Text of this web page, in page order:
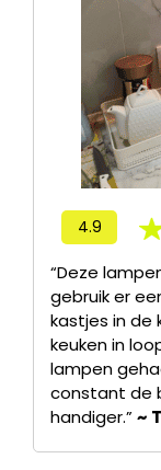
4.9
“Deze
gebruik er
kastjes in de
keuken in
lampen
constant de
handiger.”~